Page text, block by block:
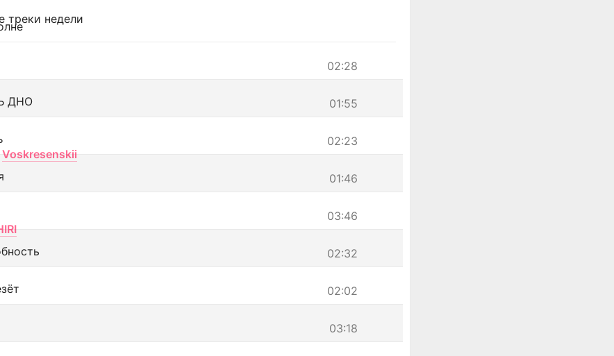
треки недели
02:28
01:55
ДНО
02:23
Voskresenskii
01:46
03:46
02:32
02:02
03:18